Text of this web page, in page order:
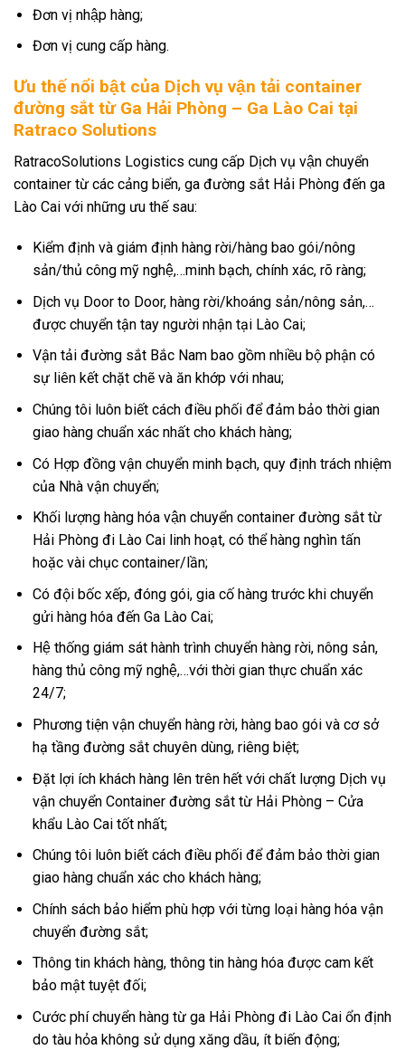
Đơn vị nhập hàng;
Đơn vị cung cấp hàng.
Ưu thế nổi bật của Dịch vụ vận tải container
đường sắt từ Ga Hải Phòng – Ga Lào Cai tại
Ratraco Solutions
RatracoSolutions Logistics cung cấp Dịch vụ vận chuyển
container từ các cảng biển, ga đường sắt Hải Phòng đến ga
Lào Cai với những ưu thế sau:
Kiểm định và giám định hàng rời/hàng bao gói/nông
sản/thủ công mỹ nghệ,…minh bạch, chính xác, rõ ràng;
Dịch vụ Door to Door, hàng rời/khoáng sản/nông sản,…
được chuyển tận tay người nhận tại Lào Cai;
Vận tải đường sắt Bắc Nam bao gồm nhiều bộ phận có
sự liên kết chặt chẽ và ăn khớp với nhau;
Chúng tôi luôn biết cách điều phối để đảm bảo thời gian
giao hàng chuẩn xác nhất cho khách hàng;
Có Hợp đồng vận chuyển minh bạch, quy định trách nhiệm
của Nhà vận chuyển;
Khối lượng hàng hóa vận chuyển container đường sắt từ
Hải Phòng đi Lào Cai linh hoạt, có thể hàng nghìn tấn
hoặc vài chục container/lần;
Có đội bốc xếp, đóng gói, gia cố hàng trước khi chuyển
gửi hàng hóa đến Ga Lào Cai;
Hệ thống giám sát hành trình chuyển hàng rời, nông sản,
hàng thủ công mỹ nghệ,…với thời gian thực chuẩn xác
24/7;
Phương tiện vận chuyển hàng rời, hàng bao gói và cơ sở
hạ tầng đường sắt chuyên dùng, riêng biệt;
Đặt lợi ích khách hàng lên trên hết với chất lượng Dịch vụ
vận chuyển Container đường sắt từ Hải Phòng – Cửa
khẩu Lào Cai tốt nhất;
Chúng tôi luôn biết cách điều phối để đảm bảo thời gian
giao hàng chuẩn xác cho khách hàng;
Chính sách bảo hiểm phù hợp với từng loại hàng hóa vận
chuyển đường sắt;
Thông tin khách hàng, thông tin hàng hóa được cam kết
bảo mật tuyệt đối;
Cước phí chuyển hàng từ ga Hải Phòng đi Lào Cai ổn định
do tàu hỏa không sử dụng xăng dầu, ít biến động;